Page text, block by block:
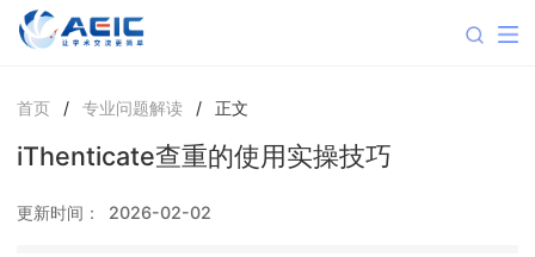
首页 / 专业问题解读 / 正文
iThenticate查重的使用实操技巧
更新时间： 2026-02-02